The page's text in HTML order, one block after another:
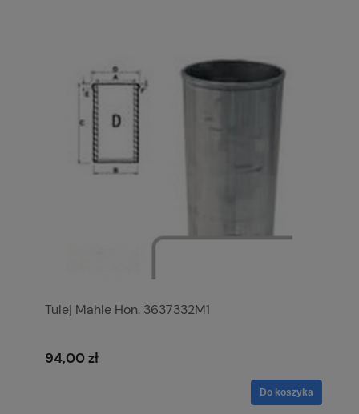
Tulej Mahle Hon. 3637332M1
94,00 zł
Do koszyka